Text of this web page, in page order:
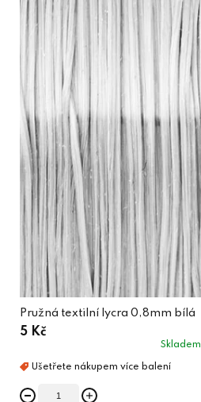
Pružná textilní lycra 0,8mm bílá
5 Kč
Skladem